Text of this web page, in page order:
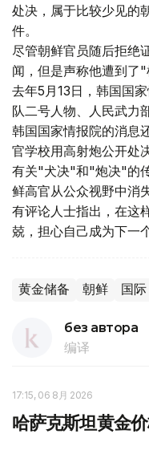
处决，属于比较少见的
件。
尽管朝鲜官员随后拒绝
闻，但是声称他遭到了"
去年5月13日，韩国国
队二号人物、人民武力
韩国国家情报院的消息
官学校用高射炮公开处
有关"犬决"和"炮决"的
鲜高官从公众视野中消
有评论人士指出，在这
兢，担心自己成为下一
黄金储备 朝鲜 国际
без автора
编译
17:15, 06 8月 2026
哈萨克斯坦黄金